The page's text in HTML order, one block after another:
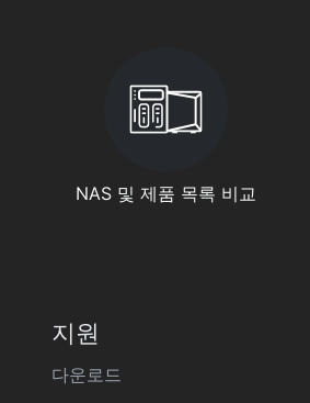
NAS 및 제품 목록 비교
지원
다운로드